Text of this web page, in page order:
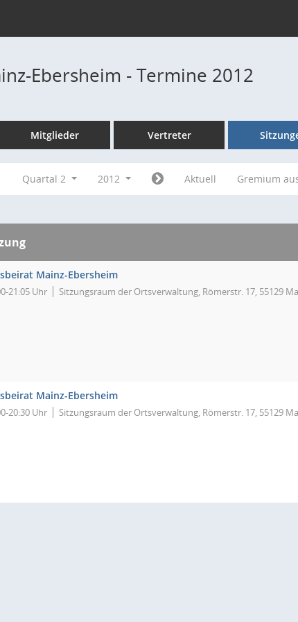
Ebersheim - Termine 2012
Mitglieder Vertreter
Quartal 2 2012 Aktuell Gremium
Mainz-Ebersheim
21:05 Uhr Sitzungsraum der Ortsverwaltung, Römerstr. 17, 55129
Mainz-Ebersheim
20:30 Uhr Sitzungsraum der Ortsverwaltung, Römerstr. 17, 55129